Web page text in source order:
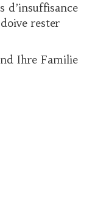
d’insuffisance
rester
Ihre Familie